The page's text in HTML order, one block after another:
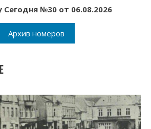
Сегодня №30 от 06.08.2026
Архив номеров